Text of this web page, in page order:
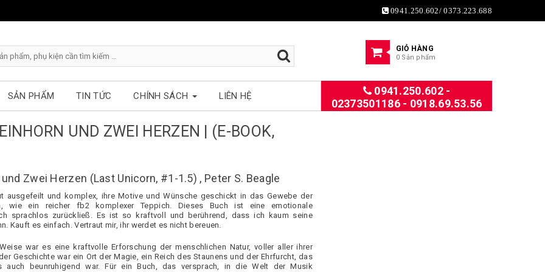
0941.250.602/ 0373.223.688
GIỎ HÀNG
0 Sản phẩm
SẢN PHẨM TIN TỨC CHÍNH SÁCH LIÊN HỆ
0941.250.602 -
02373501186 - 0918.69.53.56
UND ZWEI HERZEN | (E-BOOK,
Zwei Herzen (Last Unicorn, #1-1.5) , Peter S. Beagle
ausgefeilt und komplex, ihre Motive und Wünsche geschickt in das Gewebe der
wie ein reicher fb2 komplexer Teppich. Dieses Buch ist eine emotionale
sprachlos zurückließ. Es ist so kraftvoll und berührend, dass ich kaum seine
Kauft es einfach. Vertraut mir, ihr werdet es nicht bereuen.
war es eine kraftvolle Erforschung der menschlichen Natur, voller aller ihrer
Geschichte war ein Ort der Magie, ein Reich des Staunens und der Ehrfurcht, das
auch beunruhigend war. Für ein Buch, das versprach, in die Welt der Musik